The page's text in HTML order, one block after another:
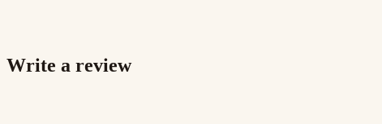
Write a review